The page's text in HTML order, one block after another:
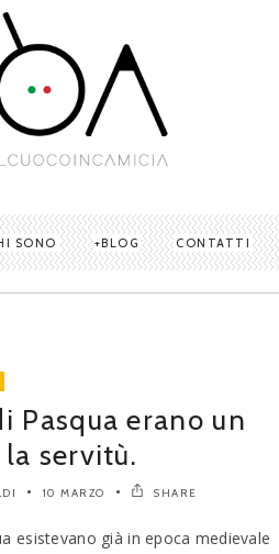
SONO BLOG CONTATTI
Pasqua erano un
servitù.
10 MARZO SHARE
esistevano già in epoca medievale